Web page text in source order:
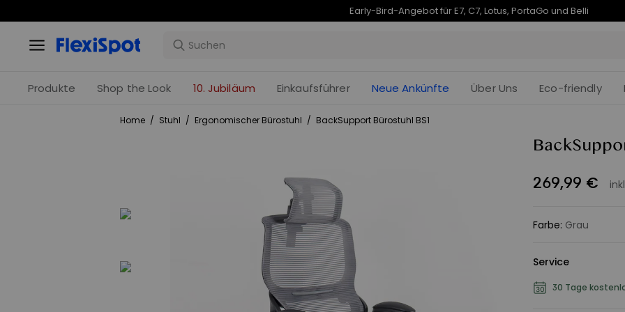
Je früher Sie kaufen, desto mehr sparen Sie | E7 Plus – 190 € Rabatt endet in
Produkte Shop the Look 10. Jubiläum Einkaufsführer Neue Ankünfte Über Uns Eco-friendly
Home / Stuhl / Ergonomischer Bürostuhl / BackSupport Bürostuhl BS1
269,99 €
Farbe: Grau
Service
30 Tage